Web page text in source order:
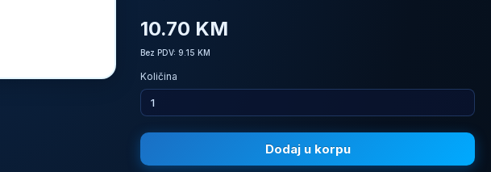
10.70 KM
Bez PDV: 9.15 KM
Količina
Dodaj u korpu